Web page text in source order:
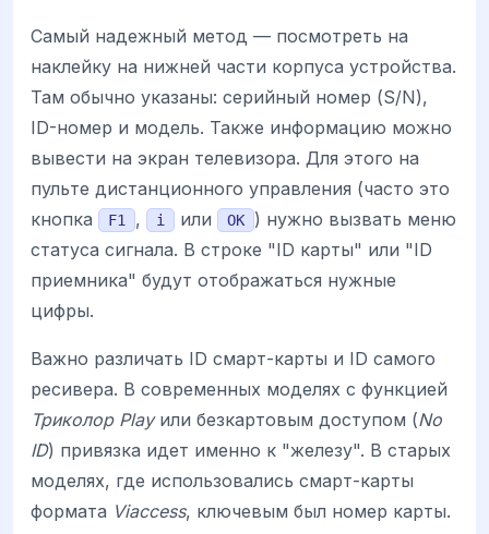
Самый надежный метод — посмотреть на
наклейку на нижней части корпуса устройства.
Там обычно указаны: серийный номер (S/N),
ID-номер и модель. Также информацию можно
вывести на экран телевизора. Для этого на
пульте дистанционного управления (часто это
кнопка
F1 , i или OK
) нужно вызвать меню
статуса сигнала. В строке "ID карты" или "ID
приемника" будут отображаться нужные
цифры.
Важно различать ID смарт-карты и ID самого
ресивера. В современных моделях с функцией
Триколор Playили безкартовым доступом (No
ID) привязка идет именно к "железу". В старых
моделях, где использовались смарт-карты
формата Viaccess, ключевым был номер карты.